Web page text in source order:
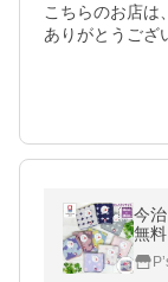
こちらのお店は
ありがとうござ
今
無
ン
紳